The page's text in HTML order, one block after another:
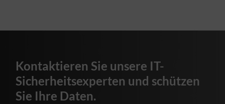
Kontaktieren Sie unsere IT-
Sicherheitsexperten und schützen
Sie Ihre Daten.